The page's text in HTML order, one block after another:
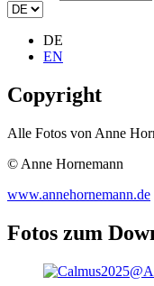
DE
EN
Copyright
Alle Fotos von Anne
© Anne Hornemann
www.annehornemann.de
Fotos zum